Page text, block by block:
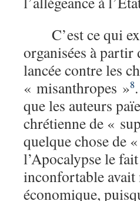
C’est ce qui
organisées à partir
lancée contre les
« misanthropes »8
que les auteurs
chrétienne de «
quelque chose de
l’Apocalypse le
inconfortable avait
économique,